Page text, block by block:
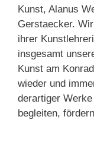
Kunst, Alanus
Gerstaecker.
ihrer
insgesamt
Kunst am
wieder und
derartiger
begleiten,